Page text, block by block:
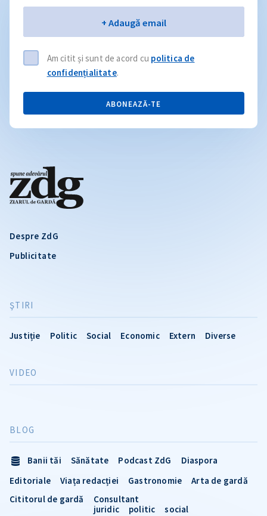
Despre ZdG
Publicitate
ŞTIRI
Justiție Politic Social Economic Extern Diverse
VIDEO
BLOG
Banii tăi Sănătate Podcast ZdG
Diaspora
Editoriale
Viața redacției Gastronomie
Arta de gardă
Cititorul de gardă
Consultant
juridic
politic social
+ Adaugă email
Am citit și sunt de acord cu politica de
confidențialitate.
ABONEAZĂ-TE